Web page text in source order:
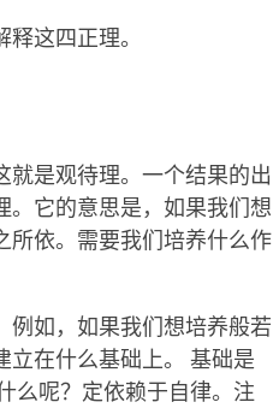
这四正理。
就是观待理。一个结果的出
。它的意思是，如果我们想
所依。需要我们培养什么作
例如，如果我们想培养般若
立在什么基础上。 基础是
么呢？定依赖于自律。注